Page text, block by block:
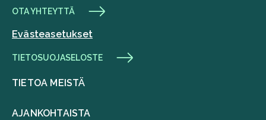
OTA YHTEYTTÄ
Evästeasetukset
TIETOSUOJASELOSTE
TIETOA MEISTÄ
AJANKOHTAISTA